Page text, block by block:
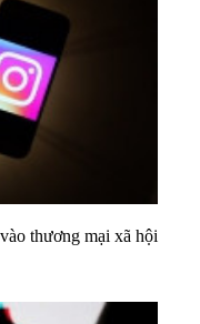
thương mại xã hội